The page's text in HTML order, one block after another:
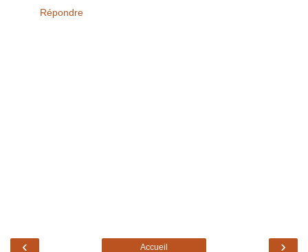
Répondre
‹ ›
Accueil